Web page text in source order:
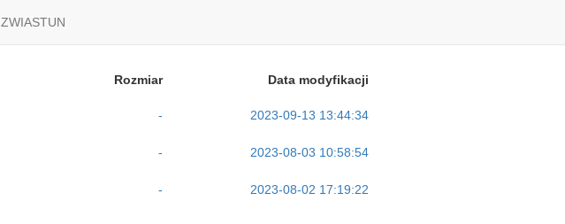
ZWIASTUN
Rozmiar Data modyfikacji
- 2023-09-13 13:44:34
- 2023-08-03 10:58:54
- 2023-08-02 17:19:22